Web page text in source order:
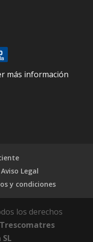
Aviso Legal
y condiciones
los derechos
Trescomatres